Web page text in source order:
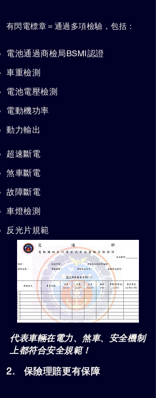
有閃電標章＝通過多項檢驗，包括：
電池通過商檢局BSMI認證
車重檢測
電池電壓檢測
電動機功率
動力輸出
超速斷電
煞車斷電
故障斷電
車燈檢測
反光片規範
代表車輛在電力、煞車、安全機制
上都符合安全規範！
2. 保險理賠更有保障